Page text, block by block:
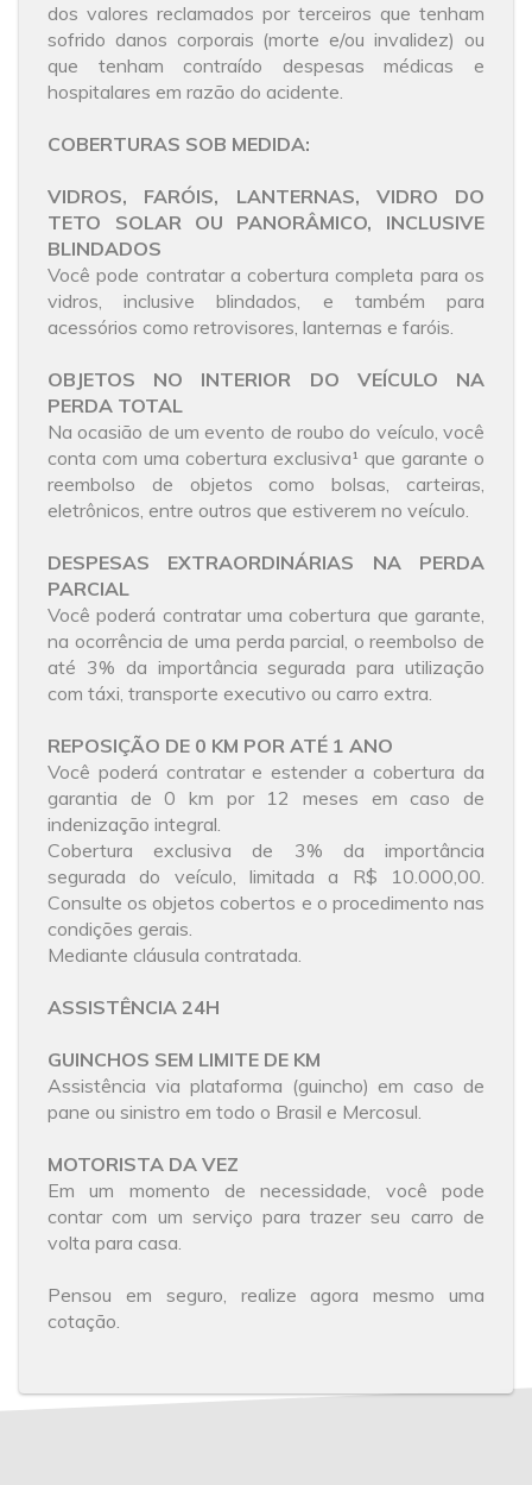
dos valores reclamados por terceiros que tenham
sofrido danos corporais (morte e/ou invalidez) ou
que tenham contraído despesas médicas e
hospitalares em razão do acidente.
COBERTURAS SOB MEDIDA:
VIDROS, FARÓIS, LANTERNAS, VIDRO DO
TETO SOLAR OU PANORÂMICO, INCLUSIVE
BLINDADOS
Você pode contratar a cobertura completa para os
vidros, inclusive blindados, e também para
acessórios como retrovisores, lanternas e faróis.
OBJETOS NO INTERIOR DO VEÍCULO NA
PERDA TOTAL
Na ocasião de um evento de roubo do veículo, você
conta com uma cobertura exclusiva¹ que garante o
reembolso de objetos como bolsas, carteiras,
eletrônicos, entre outros que estiverem no veículo.
DESPESAS EXTRAORDINÁRIAS NA PERDA
PARCIAL
Você poderá contratar uma cobertura que garante,
na ocorrência de uma perda parcial, o reembolso de
até 3% da importância segurada para utilização
com táxi, transporte executivo ou carro extra.
REPOSIÇÃO DE 0 KM POR ATÉ 1 ANO
Você poderá contratar e estender a cobertura da
garantia de 0 km por 12 meses em caso de
indenização integral.
Cobertura exclusiva de 3% da importância
segurada do veículo, limitada a R$ 10.000,00.
Consulte os objetos cobertos e o procedimento nas
condições gerais.
Mediante cláusula contratada.
ASSISTÊNCIA 24H
GUINCHOS SEM LIMITE DE KM
Assistência via plataforma (guincho) em caso de
pane ou sinistro em todo o Brasil e Mercosul.
MOTORISTA DA VEZ
Em um momento de necessidade, você pode
contar com um serviço para trazer seu carro de
volta para casa.
Pensou em seguro, realize agora mesmo uma
cotação.